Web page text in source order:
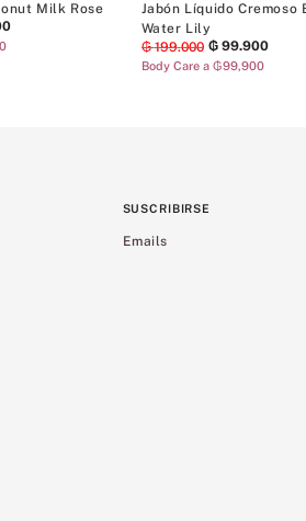
Milk Rose
Jabón Líquido Cremoso
Water Lily
₲ 199.000 ₲ 99.900
Body Care a ₲99,900
SUSCRIBIRSE
Emails